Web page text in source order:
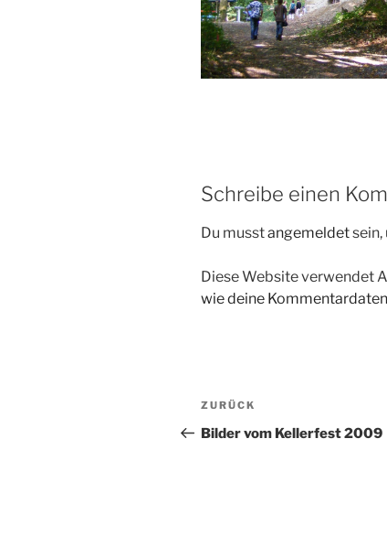
Schreibe einen
Du musstangemeldet
Diese Website verwendet
wie deine
Vorheriger
Beitrag
ZURÜCK
Bilder vom Kellerfest 2009